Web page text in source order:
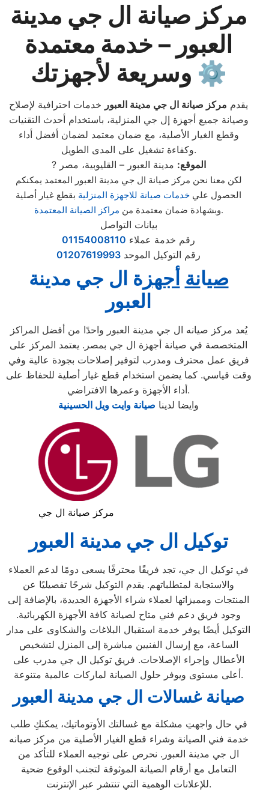
مركز صيانة ال جي مدينة
العبور – خدمة معتمدة
وسريعة لأجهزتك ⚙️
يقدم مركز صيانة ال جي مدينة العبور خدمات احترافية لإصلاح
وصيانة جميع أجهزة إل جي المنزلية، باستخدام أحدث التقنيات
وقطع الغيار الأصلية، مع ضمان معتمد لضمان أفضل أداء
وكفاءة تشغيل على المدى الطويل.
?
الموقع: مدينة العبور – القليوبية، مصر
لكن معنا نحن مركز صيانة ال جي مدينة العبور المعتمد يمكنكم
الحصول علي خدمات صيانة للاجهزة المنزلية بقطع غيار أصلية
وبشهادة ضمان معتمدة من مراكز الصيانة المعتمدة .
بيانات التواصل
رقم خدمة عملاء 01154008110
رقم التوكيل الموحد 01207619993
صيانة أجهز ة ال جي مدينة
العبور
يُعد مركز صيانه ال جي مدينة العبور واحدًا من أفضل المراكز
المتخصصة في صيانة أجهزة ال جي بمصر. يعتمد المركز على
فريق عمل محترف ومدرب لتوفير إصلاحات بجودة عالية وفي
وقت قياسي. كما يضمن استخدام قطع غيار أصلية للحفاظ على
أداء الأجهزة وعمرها الافتراضي.
وايضا لدينا صيانة وايت ويل الحسينية
مركز صيانة ال جي
توكيل ال جي مدينة العبور
في توكيل ال جي، تجد فريقًا محترفًا يسعى دومًا لدعم العملاء
والاستجابة لمتطلباتهم. يقدم التوكيل شرحًا تفصيليًا عن
المنتجات ومميزاتها لعملاء شراء الأجهزة الجديدة، بالإضافة إلى
وجود فريق دعم فني متاح لصيانة كافة الأجهزة الكهربائية.
التوكيل أيضًا يوفر خدمة استقبال البلاغات والشكاوى على مدار
الساعة، مع إرسال الفنيين مباشرة إلى المنزل لتشخيص
الأعطال وإجراء الإصلاحات. فريق توكيل ال جي مدرب على
أعلى مستوى ويوفر حلول الصيانة لماركات عالمية متنوعة.
صيانة غسالات ال جي مدينة العبور
في حال واجهتِ مشكلة مع غسالتك الأوتوماتيك، يمكنكِ طلب
خدمة فني الصيانة وشراء قطع الغيار الأصلية من مركز صيانه
ال جي مدينة العبور. نحرص على توجيه العملاء للتأكد من
التعامل مع أرقام الصيانة الموثوقة لتجنب الوقوع ضحية
للإعلانات الوهمية التي تنتشر عبر الإنترنت.